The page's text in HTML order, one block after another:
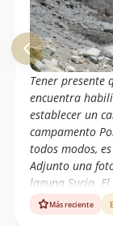
Tener presente
encuentra
establecer un
campamento
todos modos,
Adjunto una
laguna Sucia. El
GRATUITO Y
de visitantes de
Más reciente